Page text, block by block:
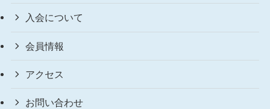
入会について
会員情報
アクセス
お問い合わせ